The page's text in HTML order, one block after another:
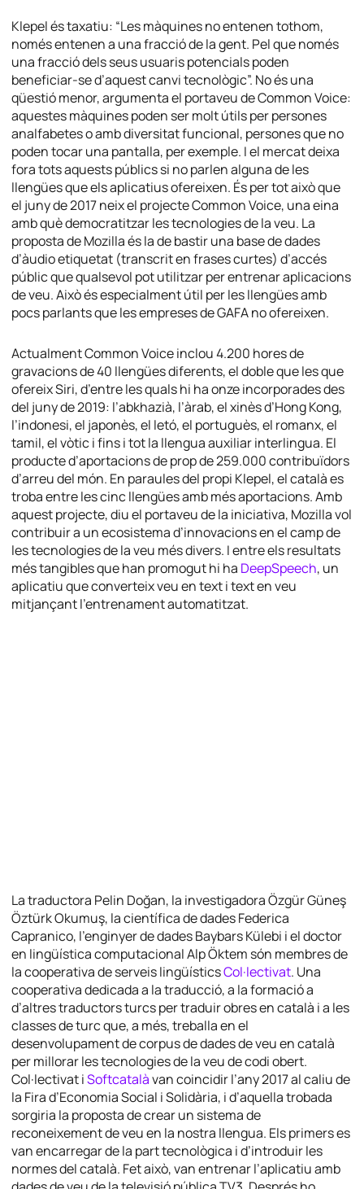
Klepel és taxatiu: “Les màquines no entenen tothom,
només entenen a una fracció de la gent. Pel que només
una fracció dels seus usuaris potencials poden
beneficiar-se d’aquest canvi tecnològic”. No és una
qüestió menor, argumenta el portaveu de Common Voice:
aquestes màquines poden ser molt útils per persones
analfabetes o amb diversitat funcional, persones que no
poden tocar una pantalla, per exemple. I el mercat deixa
fora tots aquests públics si no parlen alguna de les
llengües que els aplicatius ofereixen. És per tot això que
el juny de 2017 neix el projecte Common Voice, una eina
amb què democratitzar les tecnologies de la veu. La
proposta de Mozilla és la de bastir una base de dades
d’àudio etiquetat (transcrit en frases curtes) d’accés
públic que qualsevol pot utilitzar per entrenar aplicacions
de veu. Això és especialment útil per les llengües amb
pocs parlants que les empreses de GAFA no ofereixen.
Actualment Common Voice inclou 4.200 hores de
gravacions de 40 llengües diferents, el doble que les que
ofereix Siri, d’entre les quals hi ha onze incorporades des
del juny de 2019: l’abkhazià, l’àrab, el xinès d’Hong Kong,
l’indonesi, el japonès, el letó, el portuguès, el romanx, el
tamil, el vòtic i fins i tot la llengua auxiliar interlingua. El
producte d’aportacions de prop de 259.000 contribuïdors
d’arreu del món. En paraules del propi Klepel, el català es
troba entre les cinc llengües amb més aportacions. Amb
aquest projecte, diu el portaveu de la iniciativa, Mozilla vol
contribuir a un ecosistema d’innovacions en el camp de
les tecnologies de la veu més divers. I entre els resultats
més tangibles que han promogut hi ha DeepSpeech, un
aplicatiu que converteix veu en text i text en veu
mitjançant l’entrenament automatitzat.
La traductora Pelin Doğan, la investigadora Özgür Güneş
Öztürk Okumuş, la científica de dades Federica
Capranico, l’enginyer de dades Baybars Külebi i el doctor
en lingüística computacional Alp Öktem són membres de
la cooperativa de serveis lingüísticsCol·lectivat. Una
cooperativa dedicada a la traducció, a la formació a
d’altres traductors turcs per traduir obres en català i a les
classes de turc que, a més, treballa en el
desenvolupament de corpus de dades de veu en català
per millorar les tecnologies de la veu de codi obert.
Col·lectivat iSoftcatalàvan coincidir l’any 2017 al caliu de
la Fira d’Economia Social i Solidària, i d’aquella trobada
sorgiria la proposta de crear un sistema de
reconeixement de veu en la nostra llengua. Els primers es
van encarregar de la part tecnològica i d’introduir les
normes del català. Fet això, van entrenar l’aplicatiu amb